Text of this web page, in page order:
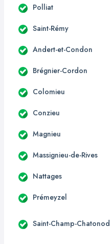
Polliat
Saint-Rémy
Andert-et-Condon
Brégnier-Cordon
Colomieu
Conzieu
Magnieu
Massignieu-de-Rives
Nattages
Prémeyzel
Saint-Champ-Chatonod